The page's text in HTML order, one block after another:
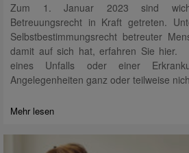
Zum 1. Januar 2023 sind
Betreuungsrecht in Kraft getreten.
Selbstbestimmungsrecht betreuter
damit auf sich hat, erfahren Sie hier.
eines Unfalls oder einer
Angelegenheiten ganz oder teilweise
Mehr lesen